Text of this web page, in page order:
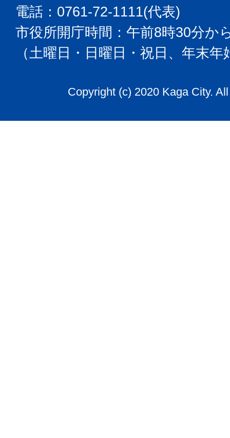
電話：0761-72-1111(代表)
市役所開庁時間：午前8時30分か
（土曜日・日曜日・祝日、年末
Copyright (c) 2020 Kaga City.